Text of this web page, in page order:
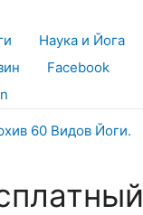
Наука и Йога
Facebook